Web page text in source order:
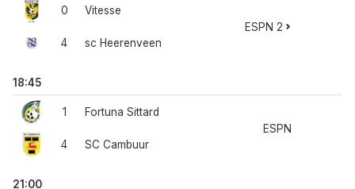
0
4
Vitesse
sc Heerenveen
ESPN 2
18:45
1
4
Fortuna Sittard
SC Cambuur
ESPN
21:00